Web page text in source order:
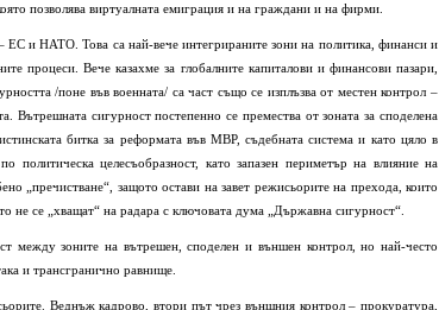
позволява виртуалната емиграция и на граждани и на фирми.
ЕС и НАТО. Това са най-вече интегрираните зони на политика, финанси и
процеси. Вече казахме за глобалните капиталови и финансови пазари,
/поне във военната/ са част също се изплъзва от местен контрол –
Вътрешната сигурност постепенно се премества от зоната за споделена
битка за реформата във МВР, съдебната система и като цяло в
политическа целесъобразност, като запазен периметър на влияние на
„пречистване“, защото остави на завет режисьорите на прехода, които
не се „хващат“ на радара с ключовата дума „Държавна сигурност“.
между зоните на вътрешен, споделен и външен контрол, но най-често
и трансгранично равнище.
Веднъж кадрово, втори път чрез външния контрол – прокуратура,